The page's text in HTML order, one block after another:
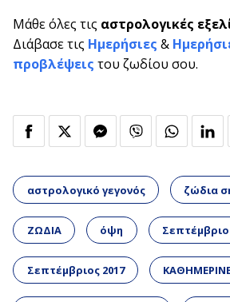
Μάθε όλες τις αστρολογικές
Διάβασε τις Ημερήσιες &
προβλέψεις του ζωδίου σου.
αστρολογικό γεγονός ζώδια
ΖΩΔΙΑ όψη
Σεπτέμβριος 2017